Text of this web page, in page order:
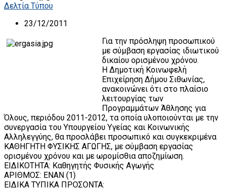
Δελτία Τύπου
23/12/2011
Για την πρόσληψη προσωπικού
με σύμβαση εργασίας ιδιωτικού
δικαίου ορισμένου χρόνου.
Η Δημοτική Κοινωφελή
Επιχείρηση Δήμου Σιθωνίας,
ανακοινώνει ότι στο πλαίσιο
λειτουργίας των
Προγραμμάτων Άθλησης για
Όλους, περιόδου 2011-2012, τα οποία υλοποιούνται με την
συνεργασία του Υπουργείου Υγείας και Κοινωνικής
Αλληλεγγύης, θα προσλάβει προσωπικό και συγκεκριμένα
ΚΑΘΗΓΗΤΗ ΦΥΣΙΚΗΣ ΑΓΩΓΗΣ, με σύμβαση εργασίας
ορισμένου χρόνου και με ωρομίσθια αποζημίωση.
ΕΙΔΙΚΟΤΗΤΑ: Καθηγητής Φυσικής Αγωγής
ΑΡΙΘΜΟΣ: ΕΝΑΝ (1)
ΕΙΔΙΚΑ ΤΥΠΙΚΑ ΠΡΟΣΟΝΤΑ: